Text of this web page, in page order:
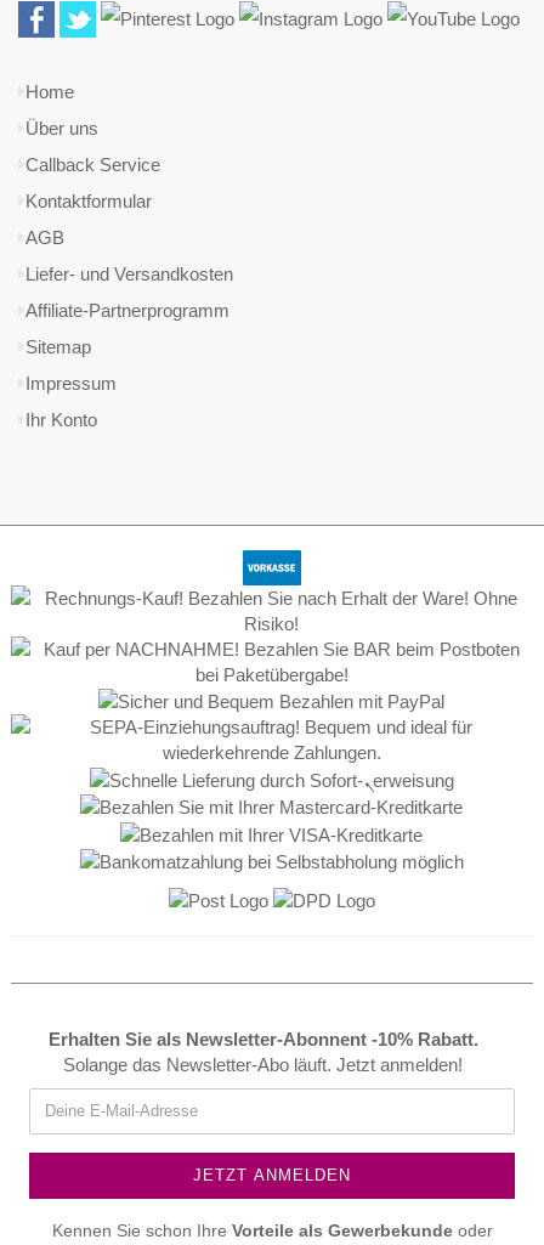
Home
Über uns
Callback Service
Kontaktformular
AGB
Liefer- und Versandkosten
Affiliate-Partnerprogramm
Sitemap
Impressum
Ihr Konto
Erhalten Sie als Newsletter-Abonnent -10% Rabatt.
Solange das Newsletter-Abo läuft. Jetzt anmelden!
Kennen Sie schon Ihre Vorteile als Gewerbekundeoder